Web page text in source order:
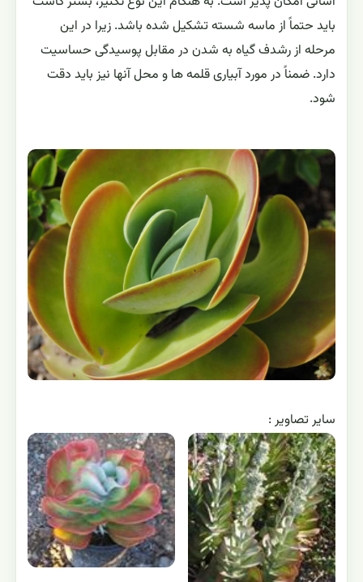
نحوه تکثیر کالانکوئه تیرسیفلورا
تکثیر کالانکوئه تیرسیفلورا از طریق قلمه ساقه و قلمه برگ به
باید حتماً از ماسه شسته تشکیل شده باشد. زیرا در این
مرحله از رشدف گیاه به شدن در مقابل پوسیدگی حساسیت
دارد. ضمناً در مورد آبیاری قلمه ها و محل آنها نیز باید دقت
شود.